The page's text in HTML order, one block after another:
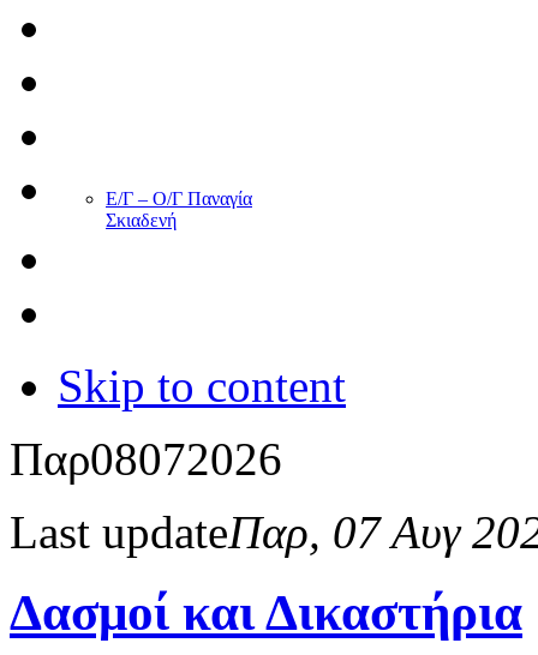
Ε/Γ – Ο/Γ Παναγία
Σκιαδενή
Skip to content
Παρ08072026
Last updateΠαρ, 07 Αυγ
Δασμοί και Δικαστήρια